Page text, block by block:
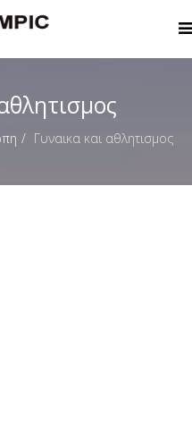
Γυναικα και αθλητισμος